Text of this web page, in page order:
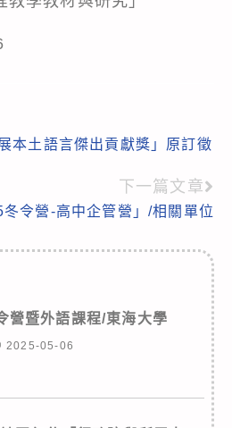
本土語言傑出貢獻獎」原訂徵
下一篇文章
冬令營-高中企管營」/相關單位
營暨外語課程/東海大學
2025-05-06